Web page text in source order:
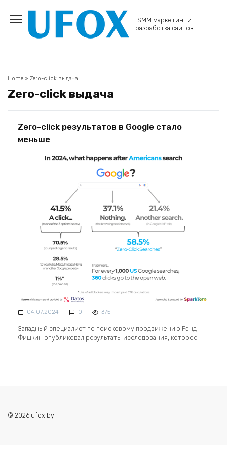
содержанию
SMM маркетинг и
разработка сайтов
Home » Zero-click выдача
Zero-click выдача
Zero-click результатов в Google стало
меньше
04.07.2024 0 375
Западный специалист по поисковому продвижению Рэнд
Фишкин опубликовал результаты исследования, которое
© 2026 ufox.by